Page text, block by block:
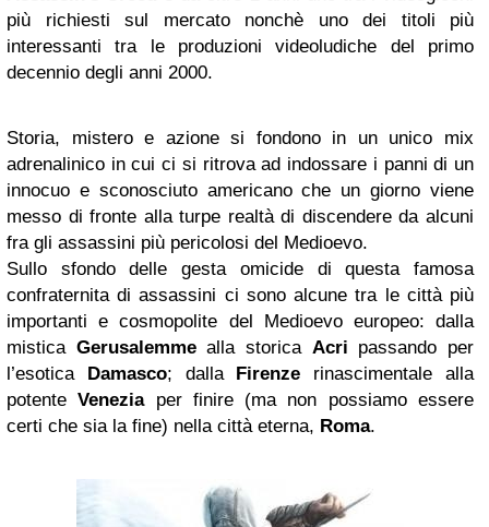
più richiesti sul mercato nonchè uno dei titoli più
interessanti tra le produzioni videoludiche del primo
decennio degli anni 2000.
Storia, mistero e azione si fondono in un unico mix
adrenalinico in cui ci si ritrova ad indossare i panni di un
innocuo e sconosciuto americano che un giorno viene
messo di fronte alla turpe realtà di discendere da alcuni
fra gli assassini più pericolosi del Medioevo.
Sullo sfondo delle gesta omicide di questa famosa
confraternita di assassini ci sono alcune tra le città più
importanti e cosmopolite del Medioevo europeo: dalla
mistica Gerusalemmealla storica Acri passando per
l’esotica Damasco; dalla Firenze rinascimentale alla
potenteVeneziaper finire (ma non possiamo essere
certi che sia la fine) nella città eterna, Roma.